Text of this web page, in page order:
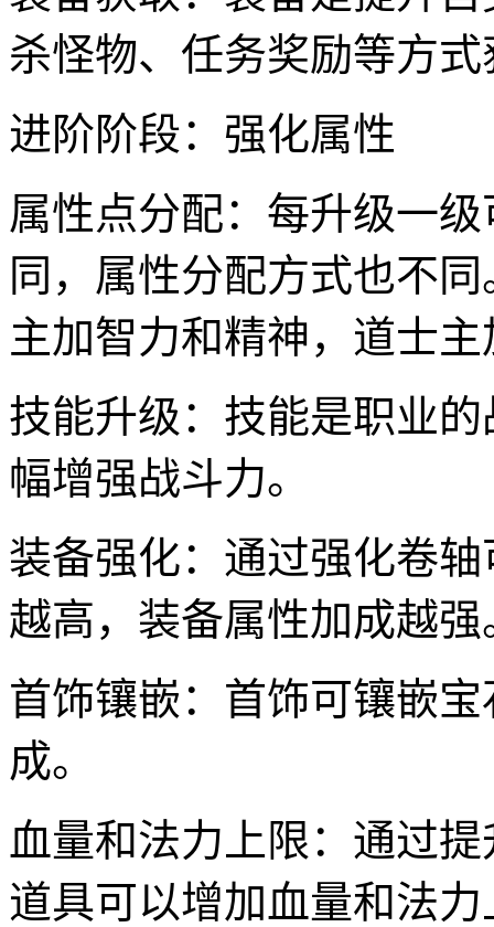
杀怪物、任务奖励等方式
进阶阶段：强化属性
属性点分配：每升级一
同，属性分配方式也不
主加智力和精神，道士
技能升级：技能是职业
幅增强战斗力。
装备强化：通过强化卷
越高，装备属性加成越强
首饰镶嵌：首饰可镶嵌
成。
血量和法力上限：通过
道具可以增加血量和法